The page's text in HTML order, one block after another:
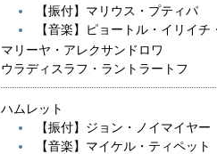
【振付】マリウス・プティパ
【音楽】ピョートル・イリイ
マリーヤ・アレクサンドロワ
ウラディスラフ・ラントラートフ
ハムレット
【振付】ジョン・ノイマイヤー
【音楽】マイケル・ティペット